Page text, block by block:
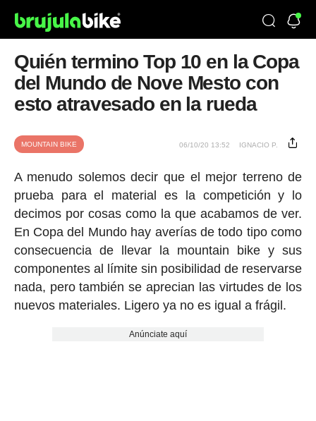
Quién termino Top 10 en la Copa
del Mundo de Nove Mesto con
esto atravesado en la rueda
MOUNTAIN BIKE 06/10/20 13:52 IGNACIO P.
A menudo solemos decir que el mejor terreno de
prueba para el material es la competición y lo
decimos por cosas como la que acabamos de ver.
En Copa del Mundo hay averías de todo tipo como
consecuencia de llevar la mountain bike y sus
componentes al límite sin posibilidad de reservarse
nada, pero también se aprecian las virtudes de los
nuevos materiales. Ligero ya no es igual a frágil.
Anúnciate aquí